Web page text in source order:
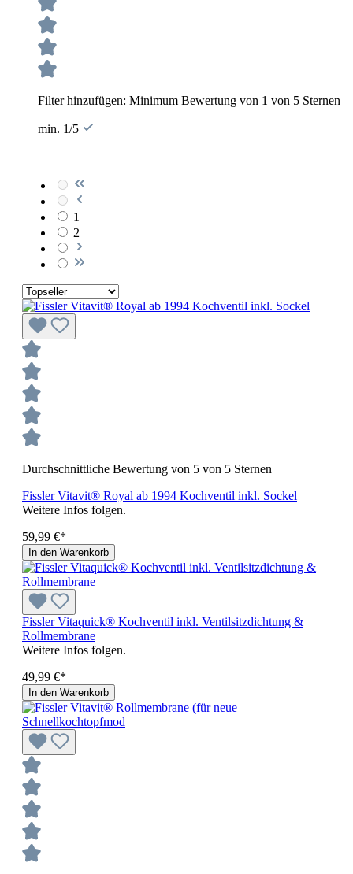
Filter hinzufügen: Minimum Bewertung von 1 von 5 Sternen
min. 1/5
1
2
Durchschnittliche Bewertung von 5 von 5 Sternen
Fissler Vitavit® Royal ab 1994 Kochventil inkl. Sockel
Weitere Infos folgen.
59,99 €*
In den Warenkorb
Fissler Vitaquick® Kochventil inkl. Ventilsitzdichtung &
Rollmembrane
Weitere Infos folgen.
49,99 €*
In den Warenkorb